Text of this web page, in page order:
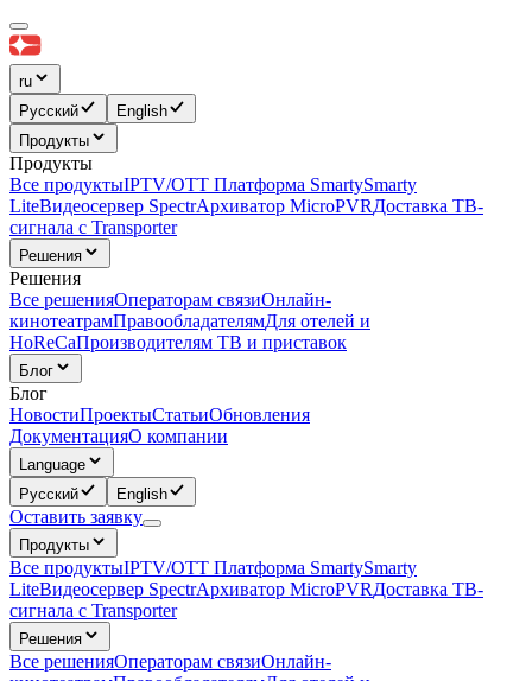
ru
Русский
English
Продукты
Продукты
Все продуктыIPTV/OTT Платформа SmartySmarty
LiteВидеосервер SpectrАрхиватор MicroPVRДоставка ТВ-
сигнала с Transporter
Решения
Решения
Все решенияОператорам связиОнлайн-
кинотеатрамПравообладателямДля отелей и
HoReCaПроизводителям ТВ и приставок
Блог
Блог
НовостиПроектыСтатьиОбновления
ДокументацияО компании
Language
Русский
English
Оставить заявку
Продукты
Все продуктыIPTV/OTT Платформа SmartySmarty
LiteВидеосервер SpectrАрхиватор MicroPVRДоставка ТВ-
сигнала с Transporter
Решения
Все решенияОператорам связиОнлайн-